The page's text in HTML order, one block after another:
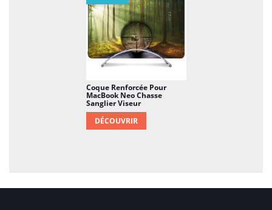
Coque Renforcée Pour
MacBook Neo Chasse
Sanglier Viseur
DÉCOUVRIR